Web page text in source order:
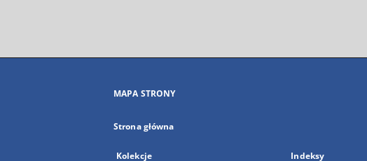
MAPA STRONY
Strona główna
Kolekcje Indeksy